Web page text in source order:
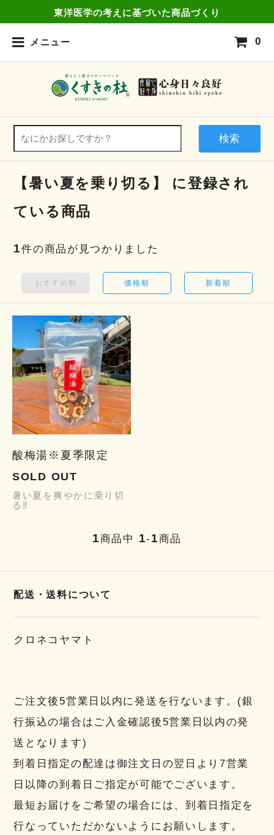
東洋医学の考えに基づいた商品づくり
メニュー 0
検索
【暑い夏を乗り切る】 に登録され
ている商品
1件の商品が見つかりました
おすすめ順 価格順 新着順
酸梅湯※夏季限定
SOLD OUT
暑い夏を爽やかに乗り切
る‼
1商品中 1- 1商品
配送・送料について
クロネコヤマト
ご注文後5営業日以内に発送を行ないます。(銀
行振込の場合はご入金確認後5営業日以内の発
送となります)
到着日指定の配達は御注文日の翌日より7営業
日以降の到着日ご指定が可能でございます。
最短お届けをご希望の場合には、到着日指定を
行なっていただかないようにお願いします。